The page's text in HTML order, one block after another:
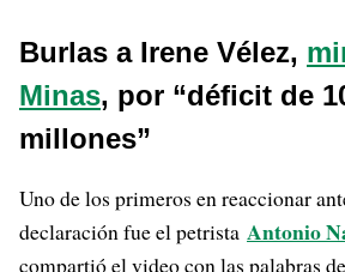
Burlas a Irene Vélez,
Minas, por “déficit de
millones”
Uno de los primeros en reaccionar
declaración fue el petrista Antonio
compartió el video con las palabras